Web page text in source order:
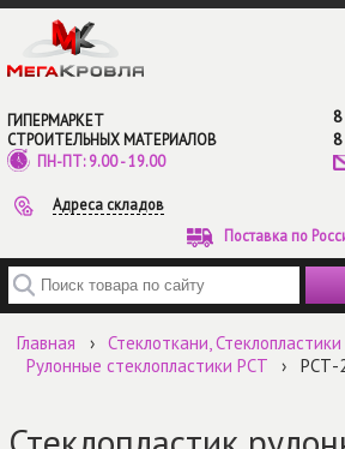
Перейти к основному содержанию
ГИПЕРМАРКЕТ
СТРОИТЕЛЬНЫХ МАТЕРИАЛОВ
ПН-ПТ: 9.00 - 19.00
Адреса складов
Поставка по
Введите ключевые слова для поиска
Главная › Стеклоткани, Стеклопластики
Рулонные стеклопластики РСТ
› РСТ-